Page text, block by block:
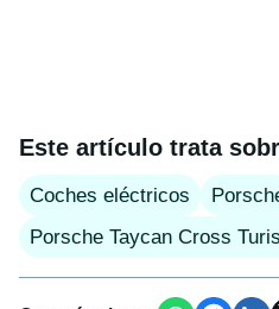
Este artículo trata
Coches eléctricos
Porsche Taycan Cross